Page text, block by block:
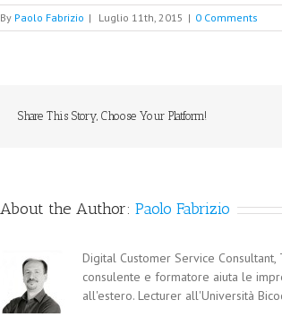
By Paolo Fabrizio | Luglio 11th, 2015 | 0 Comments
Share This Story, Choose Your Platform!
About the Author: Paolo Fabrizio
Digital Customer Service
consulente e formatore aiuta le
all'estero. Lecturer all'Università